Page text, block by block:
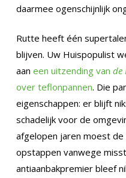
daarmee ogenschijnlijk
Rutte heeft één
blijven. Uw Huispopulist
aan een uitzending van de
over teflonpannen. Die
eigenschappen: er blijft
schadelijk voor de
afgelopen jaren moest
opstappen vanwege
antiaanbakpremier bleef